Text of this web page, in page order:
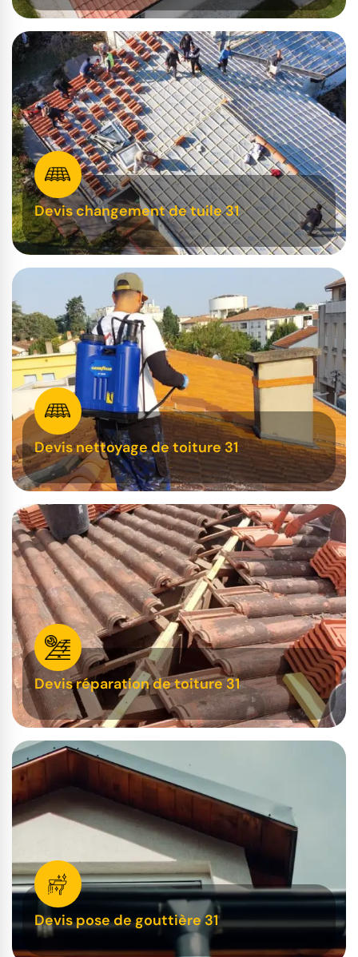
Devis changement de tuile 31
Devis nettoyage de toiture 31
Devis réparation de toiture 31
Devis pose de gouttière 31